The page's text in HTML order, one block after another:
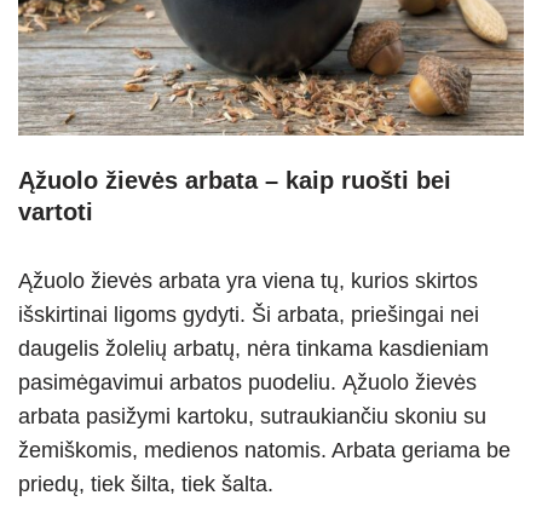
Ąžuolo žievės arbata – kaip ruošti bei
vartoti
Ąžuolo žievės arbata yra viena tų, kurios skirtos
išskirtinai ligoms gydyti. Ši arbata, priešingai nei
daugelis žolelių arbatų, nėra tinkama kasdieniam
pasimėgavimui arbatos puodeliu. Ąžuolo žievės
arbata pasižymi kartoku, sutraukiančiu skoniu su
žemiškomis, medienos natomis. Arbata geriama be
priedų, tiek šilta, tiek šalta.